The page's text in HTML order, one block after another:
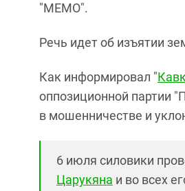
"МЕМО".
Речь идет об изъятии
Как информировал "
оппозиционной партии
в мошенничестве и
6 июля силовики
Царукяна и во всех